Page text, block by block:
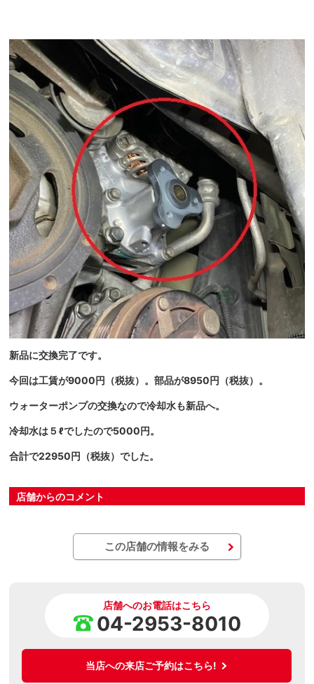
新品に交換完了です。
今回は工賃が9000円（税抜）。部品が8950円（税抜）。
ウォーターポンプの交換なので冷却水も新品へ。
冷却水は５ℓでしたので5000円。
合計で22950円（税抜）でした。
店舗からのコメント
この店舗の情報をみる
店舗へのお電話はこちら
04-2953-8010
当店への来店ご予約はこちら!